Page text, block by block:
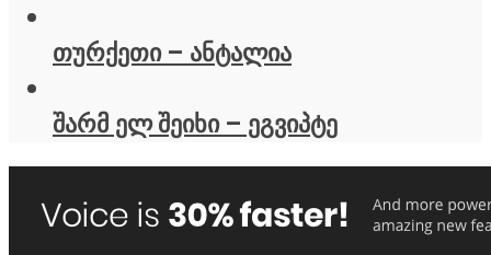
თურქეთი – ანტალია
შარმ ელ შეიხი – ეგვიპტე